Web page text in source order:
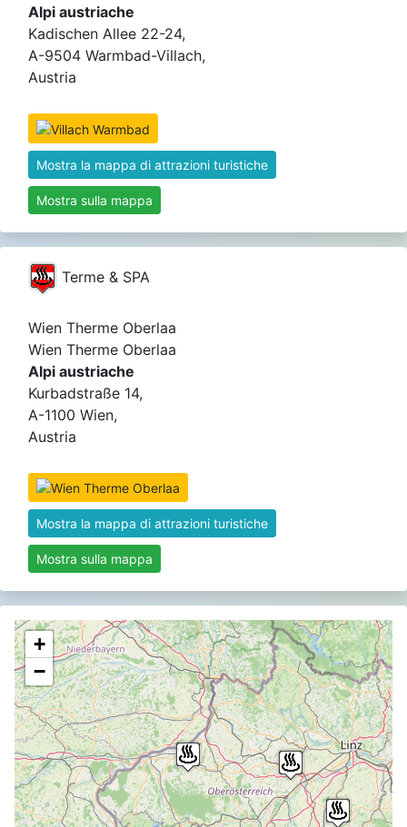
Alpi austriache
Kadischen Allee 22-24,
A-9504 Warmbad-Villach,
Austria
Mostra la mappa di attrazioni turistiche
Mostra sulla mappa
Terme & SPA
Wien Therme Oberlaa
Wien Therme Oberlaa
Alpi austriache
Kurbadstraße 14,
A-1100 Wien,
Austria
Mostra la mappa di attrazioni turistiche
Mostra sulla mappa
+
−